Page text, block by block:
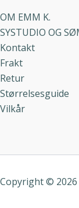
OM EMM K.
SYSTUDIO OG
Kontakt
Frakt
Retur
Størrelsesguide
Vilkår
Copyright ©